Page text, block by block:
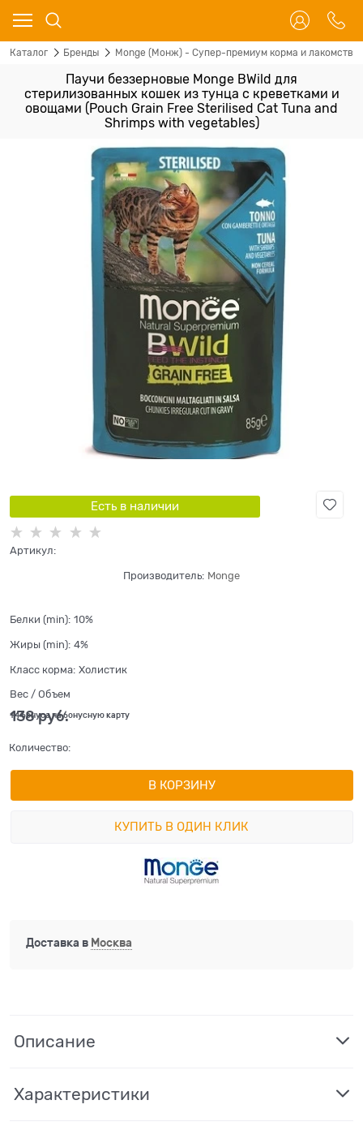
Каталог Бренды Monge (Монж) - Супер-премиум корма и лакомства
Паучи беззерновые Monge BWild для
стерилизованных кошек из тунца с креветками и
овощами (Pouch Grain Free Sterilised Cat Tuna and
Shrimps with vegetables)
Есть в наличии
Артикул:
Производитель: Monge
Белки (min): 10%
Жиры (min): 4%
Класс корма: Холистик
Вес / Объем
138 руб.
+4 бонуса на бонусную карту
Количество:
В КОРЗИНУ
КУПИТЬ В ОДИН КЛИК
Доставка в Москва
Описание
Характеристики